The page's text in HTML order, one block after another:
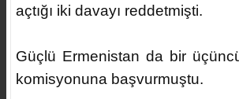
açtığı iki davayı reddetmişti.
Güçlü Ermenistan da bir
komisyonuna başvurmuştu.